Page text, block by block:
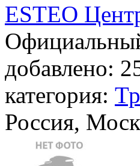
ESTEO
добавлено:
категория:
Россия,